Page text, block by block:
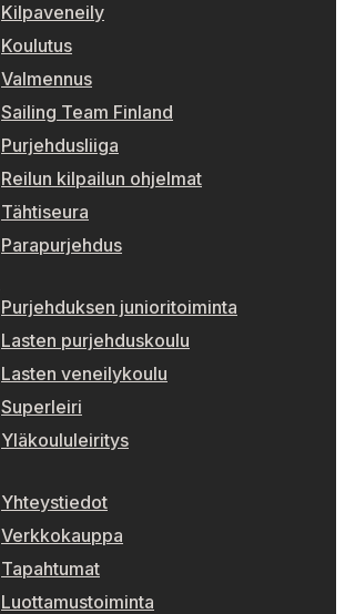
Kilpaveneily
Koulutus
Valmennus
Sailing Team Finland
Purjehdusliiga
Reilun kilpailun ohjelmat
Tähtiseura
Parapurjehdus
Purjehduksen junioritoiminta
Lasten purjehduskoulu
Lasten veneilykoulu
Superleiri
Yläkoululeiritys
Yhteystiedot
Verkkokauppa
Tapahtumat
Luottamustoiminta